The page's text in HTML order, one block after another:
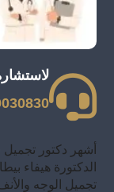
أشهر دكتور
الدكتورة هيفاء
تجميل الوجه